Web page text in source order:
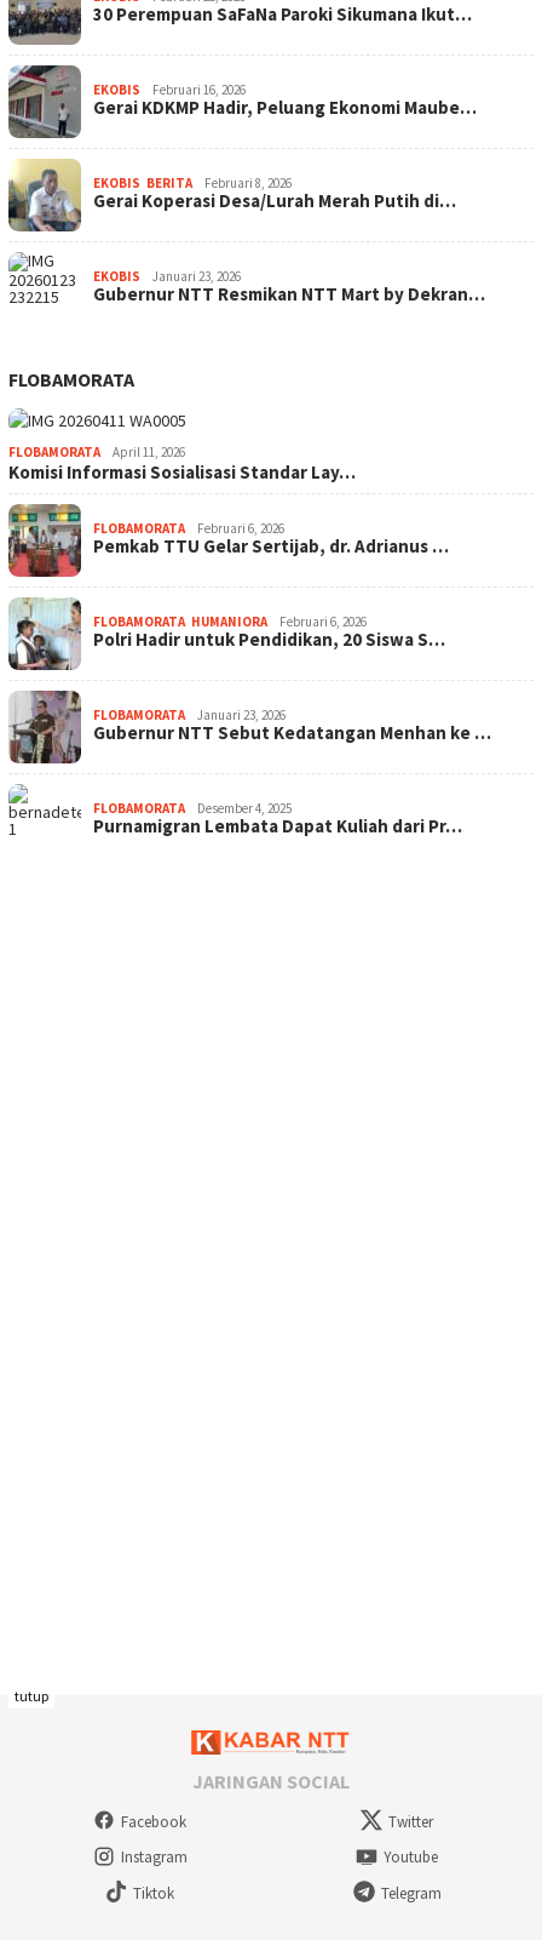
30 Perempuan SaFaNa Paroki Sikumana Ikut…
EKOBIS Februari 16, 2026
Gerai KDKMP Hadir, Peluang Ekonomi Maube…
EKOBIS BERITA Februari 8, 2026
Gerai Koperasi Desa/Lurah Merah Putih di…
EKOBIS Januari 23, 2026
Gubernur NTT Resmikan NTT Mart by Dekran…
FLOBAMORATA
FLOBAMORATA April 11, 2026
Komisi Informasi Sosialisasi Standar Lay…
FLOBAMORATA Februari 6, 2026
Pemkab TTU Gelar Sertijab, dr. Adrianus …
FLOBAMORATA, HUMANIORA Februari 6, 2026
Polri Hadir untuk Pendidikan, 20 Siswa S…
FLOBAMORATA Januari 23, 2026
Gubernur NTT Sebut Kedatangan Menhan ke …
FLOBAMORATA Desember 4, 2025
Purnamigran Lembata Dapat Kuliah dari Pr…
JARINGAN SOCIAL
Facebook
Twitter
Instagram
Youtube
Tiktok
Telegram
tutup